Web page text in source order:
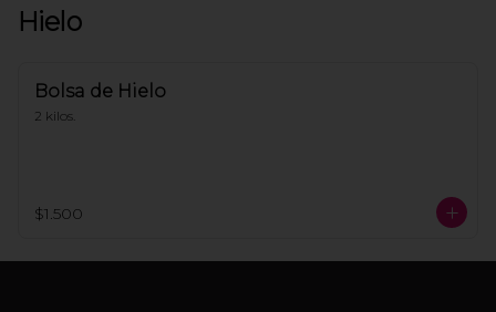
Hielo
Bolsa de Hielo
2 kilos.
$1.500